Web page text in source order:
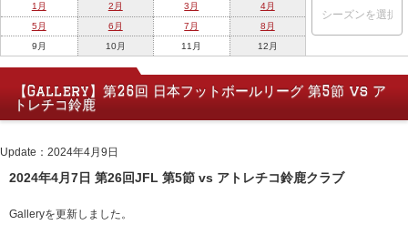
1月 2月 3月
4月
5月
6月 7月
8月
9月
10月 11月 12月
【Gallery】第26回 日本フットボールリーグ 第5節 vs ア
トレチコ鈴鹿
Update：2024年4月9日
2024年4月7日 第26回JFL 第5節 vs アトレチコ鈴鹿クラブ
Galleryを更新しました。